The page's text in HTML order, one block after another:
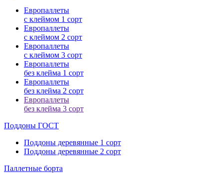
Европаллеты
с клеймом 1 сорт
Европаллеты
с клеймом 2 сорт
Европаллеты
с клеймом 3 сорт
Европаллеты
без клейма 1 сорт
Европаллеты
без клейма 2 сорт
Европаллеты
без клейма 3 сорт
Поддоны ГОСТ
Поддоны деревянные 1 сорт
Поддоны деревянные 2 сорт
Паллетные борта